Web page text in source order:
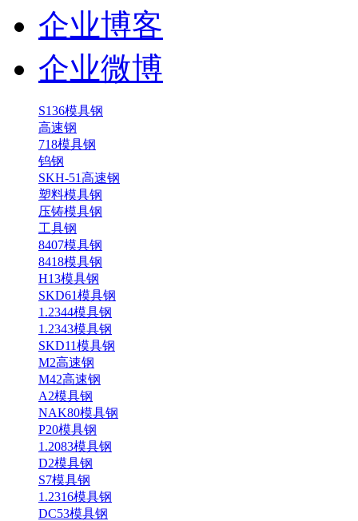
企业博客
企业微博
S136模具钢
高速钢
718模具钢
钨钢
SKH-51高速钢
塑料模具钢
压铸模具钢
工具钢
8407模具钢
8418模具钢
H13模具钢
SKD61模具钢
1.2344模具钢
1.2343模具钢
SKD11模具钢
M2高速钢
M42高速钢
A2模具钢
NAK80模具钢
P20模具钢
1.2083模具钢
D2模具钢
S7模具钢
1.2316模具钢
DC53模具钢